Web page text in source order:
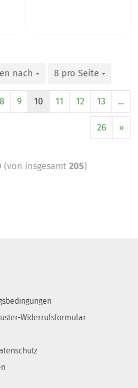
nach 8 pro Seite
8 9 10 11 12 13 ...
26 »
(von insgesamt 205)
Widerrufsformular